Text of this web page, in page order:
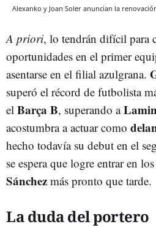
Alexanko y Joan Soler anuncian la
A priori, lo tendrán difícil para
oportunidades en el primer
asentarse en el filial azulgrana.
superó el récord de futbolista
el Barça B, superando a
acostumbra a actuar como
hecho todavía su debut en el
se espera que logre entrar en
Sánchez más pronto que tarde.
La duda del portero